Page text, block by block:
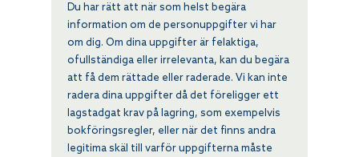
Du har rätt att när som helst begära
information om de personuppgifter vi har
om dig. Om dina uppgifter är felaktiga,
ofullständiga eller irrelevanta, kan du begära
att få dem rättade eller raderade. Vi kan inte
radera dina uppgifter då det föreligger ett
lagstadgat krav på lagring, som exempelvis
bokföringsregler, eller när det finns andra
legitima skäl till varför uppgifterna måste